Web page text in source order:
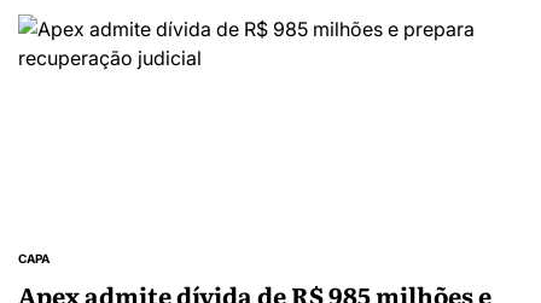
CAPA
Apex admite dívida de R$ 985 milhões e